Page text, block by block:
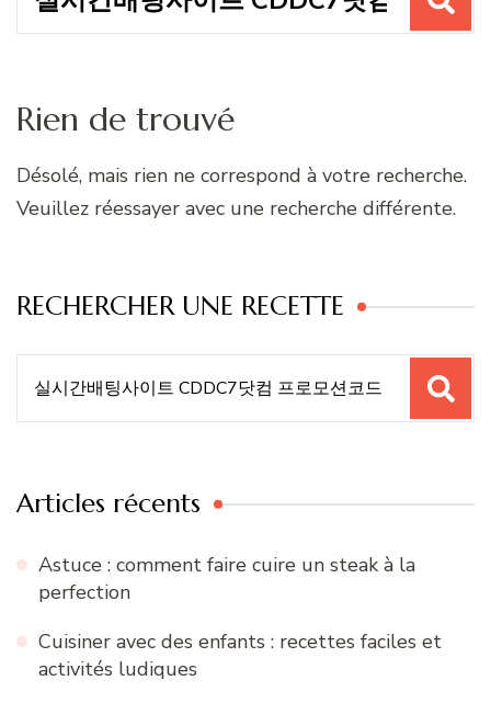
pour
Rien de trouvé
Désolé, mais rien ne correspond à votre recherche.
Veuillez réessayer avec une recherche différente.
RECHERCHER UNE RECETTE
pour
Articles récents
Astuce : comment faire cuire un steak à la
perfection
Cuisiner avec des enfants : recettes faciles et
activités ludiques